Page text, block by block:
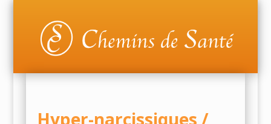
Hyper-narcissiques /